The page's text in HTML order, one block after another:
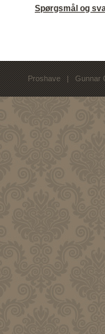
Spørgsmål og
Proshave | Gunnar